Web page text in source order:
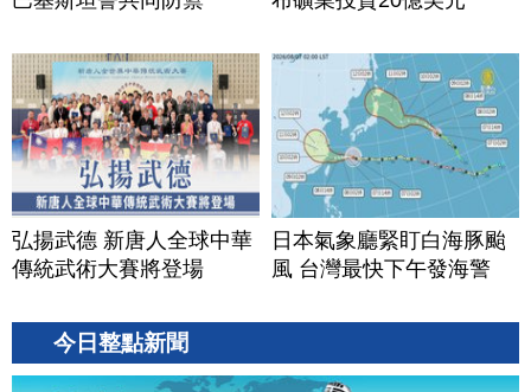
弘揚武德 新唐人全球中華
傳統武術大賽將登場
日本氣象廳緊盯白海豚颱
風 台灣最快下午發海警
今日整點新聞